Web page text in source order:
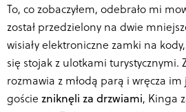
To, co zobaczyłem, odebrało mi
został przedzielony na dwie
wisiały elektroniczne zamki na
się stojak z ulotkami turystycznymi.
rozmawia z młodą parą i wręcza
goście zniknęli za drzwiami, Kinga